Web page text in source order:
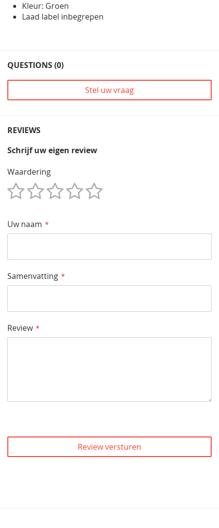
Kleur: Groen
Laad label inbegrepen
QUESTIONS (0)
Stel uw vraag
REVIEWS
Schrijf uw eigen review
Waardering
Uw naam
Samenvatting
Review
Review versturen